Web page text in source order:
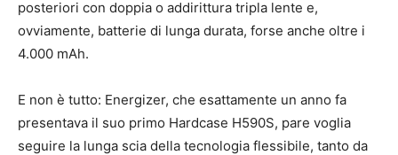
posteriori con doppia o addirittura tripla lente e,
ovviamente, batterie di lunga durata, forse anche oltre i
4.000 mAh.
E non è tutto: Energizer, che esattamente un anno fa
presentava il suo primo Hardcase H590S, pare voglia
seguire la lunga scia della tecnologia flessibile, tanto da